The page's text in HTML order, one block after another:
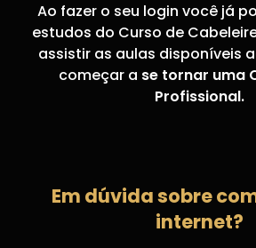
Ao fazer o seu login você já
estudos do Curso de
assistir as aulas disponíveis
começar a se tornar uma
Profissional.
Em dúvida sobre
internet?